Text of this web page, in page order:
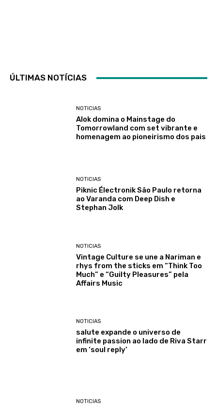
ÚLTIMAS NOTÍCIAS
NOTICIAS
Alok domina o Mainstage do
Tomorrowland com set vibrante e
homenagem ao pioneirismo dos pais
NOTICIAS
Piknic Électronik São Paulo retorna
ao Varanda com Deep Dish e
Stephan Jolk
NOTICIAS
Vintage Culture se une a Nariman e
rhys from the sticks em “Think Too
Much” e “Guilty Pleasures” pela
Affairs Music
NOTICIAS
salute expande o universo de
infinite passion ao lado de Riva Starr
em ‘soul reply’
NOTICIAS